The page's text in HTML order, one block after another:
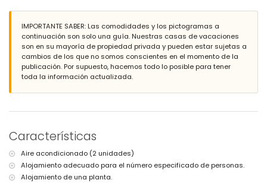
parque más cercano a menos de 2 kilómetros de la villa
aeropuerto más cercano: Alicante (a menos de 100 kilómetros de la
villa)
segundo aeropuerto más cercano: Valencia (> 100 kilómetros)
transporte público cercano: autobús a menos de 2 kilómetros y tren a
menos de 1000 metros
villa
internet (WiFi)
aspiradora y plancha con tabla de planchar
ropa de cama y toallas
servicio de recepción y servicio de emergencia 24 horas
Instalaciones y servicios con cargo adicional
IMPORTANTE SABER: Las comodidades y los pictogramas a
continuación son solo una guía. Nuestras casas de vacaciones
son en su mayoría de propiedad privada y pueden estar sujetas a
cambios de los que no somos conscientes en el momento de la
publicación. Por supuesto, hacemos todo lo posible para tener
toda la información actualizada.
Características
Aire acondicionado (2 unidades)
Alojamiento adecuado para el número especificado de personas.
Alojamiento de una planta.